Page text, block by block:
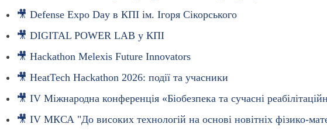
🎥 Defense Expo Day в КПІ ім. Ігоря Сікорського
🎥 DIGITAL POWER LAB у КПІ
🎥 Hackathon Melexis Future Innovators
🎥 HeatTech Hackathon 2026: події та учасники
🎥 IV Міжнародна конференція «Біобезпека та сучасні
🎥 IV МКСА "До високих технологій на основі новітніх фізико-